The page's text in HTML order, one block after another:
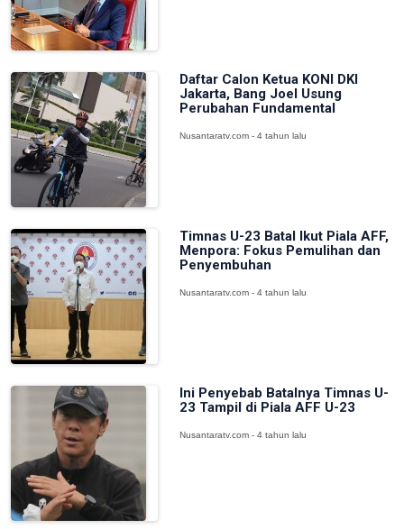
Daftar Calon Ketua KONI DKI
Jakarta, Bang Joel Usung
Perubahan Fundamental
Nusantaratv.com - 4 tahun lalu
Timnas U-23 Batal Ikut Piala AFF,
Menpora: Fokus Pemulihan dan
Penyembuhan
Nusantaratv.com - 4 tahun lalu
Ini Penyebab Batalnya Timnas U-
23 Tampil di Piala AFF U-23
Nusantaratv.com - 4 tahun lalu